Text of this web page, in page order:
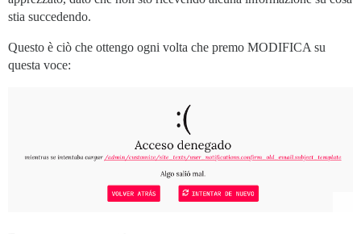
stia succedendo.
Questo è ciò che ottengo ogni volta che premo MODIFICA su
questa voce: